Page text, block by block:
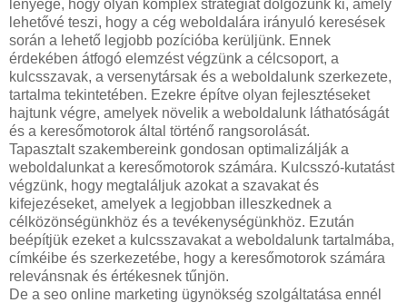
lényege, hogy olyan komplex stratégiát dolgozunk ki, amely
lehetővé teszi, hogy a cég weboldalára irányuló keresések
során a lehető legjobb pozícióba kerüljünk. Ennek
érdekében átfogó elemzést végzünk a célcsoport, a
kulcsszavak, a versenytársak és a weboldalunk szerkezete,
tartalma tekintetében. Ezekre építve olyan fejlesztéseket
hajtunk végre, amelyek növelik a weboldalunk láthatóságát
és a keresőmotorok által történő rangsorolását.
Tapasztalt szakembereink gondosan optimalizálják a
weboldalunkat a keresőmotorok számára. Kulcsszó-kutatást
végzünk, hogy megtaláljuk azokat a szavakat és
kifejezéseket, amelyek a legjobban illeszkednek a
célközönségünkhöz és a tevékenységünkhöz. Ezután
beépítjük ezeket a kulcsszavakat a weboldalunk tartalmába,
címkéibe és szerkezetébe, hogy a keresőmotorok számára
relevánsnak és értékesnek tűnjön.
De a seo online marketing ügynökség szolgáltatása ennél